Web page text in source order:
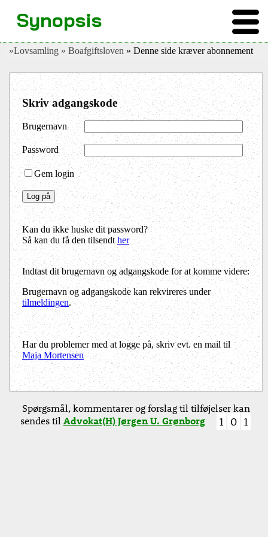
»Lovsamling » Boafgiftsloven » Denne side kræver abonnement
Skriv adgangskode
Brugernavn
Password
Gem login
Kan du ikke huske dit password?
Så kan du få den tilsendther
Indtast dit brugernavn og adgangskode for at komme videre:
Brugernavn og adgangskode kan rekvireres under
tilmeldingen.
Har du problemer med at logge på, skriv evt. en mail til
Maja Mortensen
Synopsis
Spørgsmål, kommentarer og forslag til tilføjelser kan
sendes tilAdvokat(H) Jørgen U. Grønborg 1 0 1